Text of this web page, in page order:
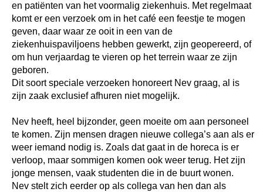
en patiënten van het voormalig ziekenhuis. Met regelmaat
komt er een verzoek om in het café een feestje te mogen
geven, daar waar ze ooit in een van de
ziekenhuispaviljoens hebben gewerkt, zijn geopereerd, of
om hun verjaardag te vieren op het terrein waar ze zijn
geboren.
Dit soort speciale verzoeken honoreert Nev graag, al is
zijn zaak exclusief afhuren niet mogelijk.
Nev heeft, heel bijzonder, geen moeite om aan personeel
te komen. Zijn mensen dragen nieuwe collega’s aan als er
weer iemand nodig is. Zoals dat gaat in de horeca is er
verloop, maar sommigen komen ook weer terug. Het zijn
jonge mensen, vaak studenten die in de buurt wonen.
Nev stelt zich eerder op als collega van hen dan als